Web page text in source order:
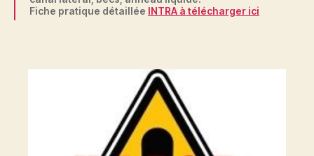
Fiche pratique détaillée INTRA à télécharger ici